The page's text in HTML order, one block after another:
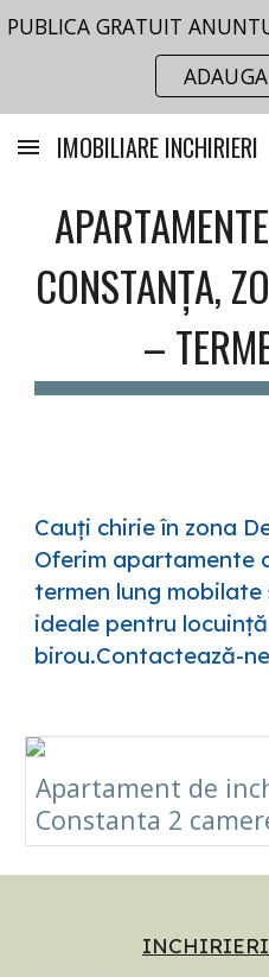
IMOBILIARE INCHIRIERI
CONSTANȚA,
–
Cauți chirie în zona
Oferim apartamente
termen lung
ideale pentru
birou.Contactează-
Apartament de
Constanta 2